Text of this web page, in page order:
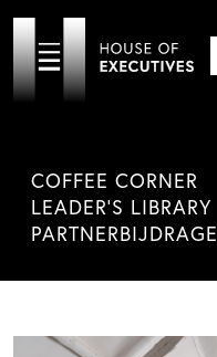
COFFEE CORNER
LEADER'S LIBRARY
PARTNERBIJDRAGE